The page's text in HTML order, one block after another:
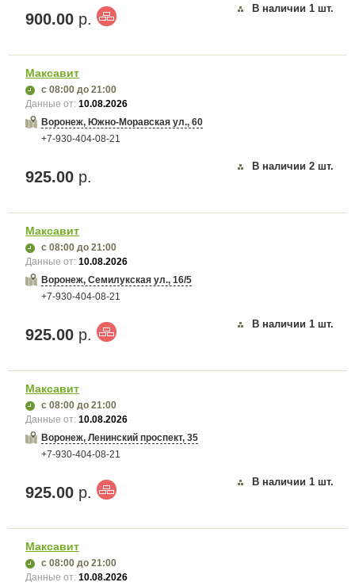
900.00 р.
В наличии 1 шт.
Максавит
с 08:00 до 21:00
Данные от:10.08.2026
Воронеж, Южно-Моравская ул., 60
+7-930-404-08-21
925.00 р.
В наличии 2 шт.
Максавит
с 08:00 до 21:00
Данные от:10.08.2026
Воронеж, Семилукская ул., 16/5
+7-930-404-08-21
925.00 р.
В наличии 1 шт.
Максавит
с 08:00 до 21:00
Данные от:10.08.2026
Воронеж, Ленинский проспект, 35
+7-930-404-08-21
925.00 р.
В наличии 1 шт.
Максавит
с 08:00 до 21:00
Данные от:10.08.2026